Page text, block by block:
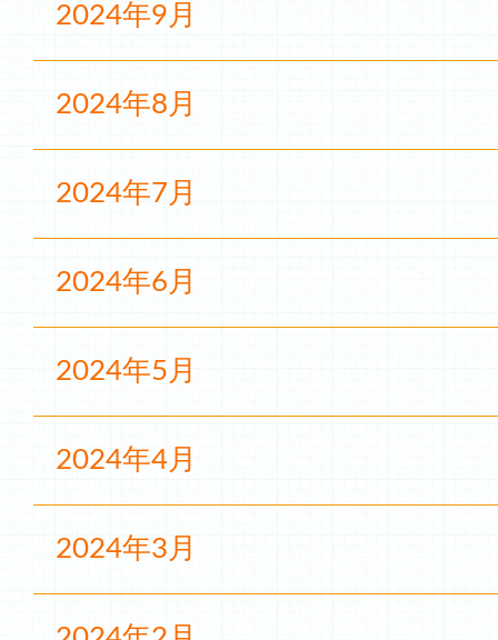
2024年9月
2024年8月
2024年7月
2024年6月
2024年5月
2024年4月
2024年3月